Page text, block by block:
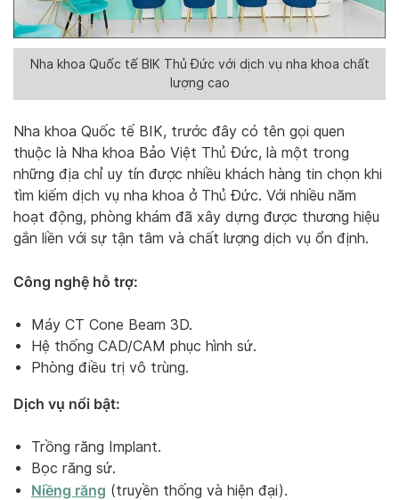
Nha khoa Quốc tế BIK Thủ Đức với dịch vụ nha khoa chất
lượng cao
Nha khoa Quốc tế BIK, trước đây có tên gọi quen
thuộc là Nha khoa Bảo Việt Thủ Đức, là một trong
những địa chỉ uy tín được nhiều khách hàng tin chọn khi
tìm kiếm dịch vụ nha khoa ở Thủ Đức. Với nhiều năm
hoạt động, phòng khám đã xây dựng được thương hiệu
gắn liền với sự tận tâm và chất lượng dịch vụ ổn định.
Công nghệ hỗ trợ:
Máy CT Cone Beam 3D.
Hệ thống CAD/CAM phục hình sứ.
Phòng điều trị vô trùng.
Dịch vụ nổi bật:
Trồng răng Implant.
Bọc răng sứ.
Niềng răng (truyền thống và hiện đại).